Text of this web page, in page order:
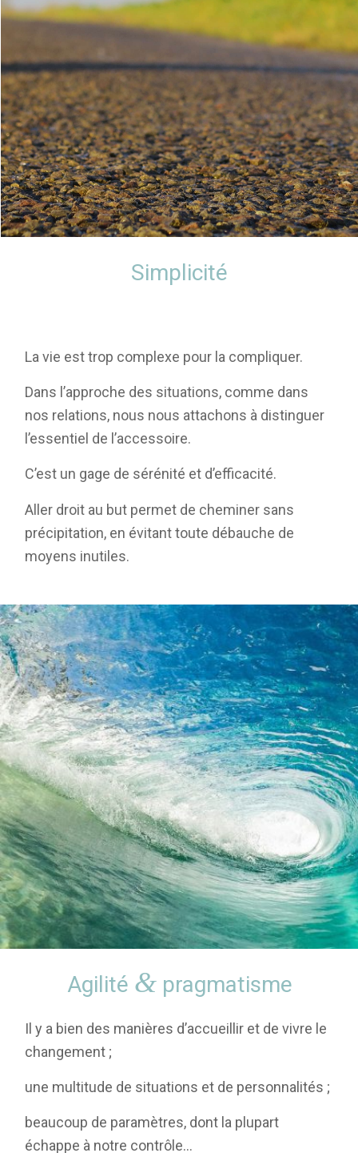
Simplicité
La vie est trop complexe pour la compliquer.
Dans l’approche des situations, comme dans
nos relations, nous nous attachons à distinguer
l’essentiel de l’accessoire.
C’est un gage de sérénité et d’efficacité.
Aller droit au but permet de cheminer sans
précipitation, en évitant toute débauche de
moyens inutiles.
Agilité &pragmatisme
Il y a bien des manières d’accueillir et de vivre le
changement ;
une multitude de situations et de personnalités ;
beaucoup de paramètres, dont la plupart
échappe à notre contrôle…